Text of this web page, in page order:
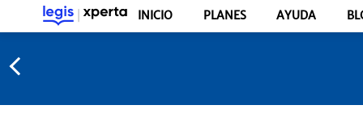
INICIO PLANES AYUDA